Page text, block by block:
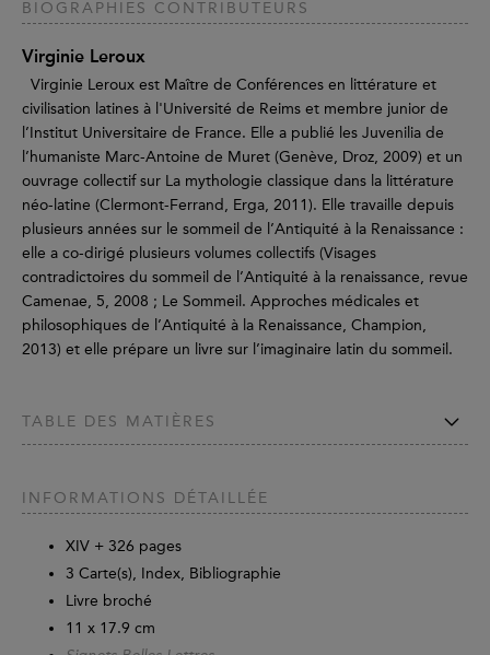
BIOGRAPHIES CONTRIBUTEURS
Virginie Leroux
Virginie Leroux est Maître de Conférences en littérature et
civilisation latines à l'Université de Reims et membre junior de
l’Institut Universitaire de France. Elle a publié les Juvenilia de
l’humaniste Marc-Antoine de Muret (Genève, Droz, 2009) et un
ouvrage collectif sur La mythologie classique dans la littérature
néo-latine (Clermont-Ferrand, Erga, 2011). Elle travaille depuis
plusieurs années sur le sommeil de l’Antiquité à la Renaissance :
elle a co-dirigé plusieurs volumes collectifs (Visages
contradictoires du sommeil de l’Antiquité à la renaissance, revue
Camenae, 5, 2008 ; Le Sommeil. Approches médicales et
philosophiques de l’Antiquité à la Renaissance, Champion,
2013) et elle prépare un livre sur l’imaginaire latin du sommeil.
TABLE DES MATIÈRES
INFORMATIONS DÉTAILLÉE
XIV + 326 pages
3 Carte(s), Index, Bibliographie
Livre broché
11 x 17.9 cm